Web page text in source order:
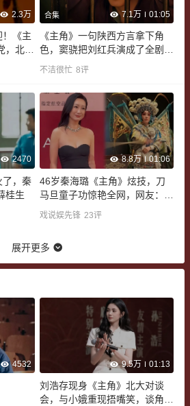
2.3万
！《主
北电
合集 7.1万 01:05
《主角》一句陕西方言拿下角
色，窦骁把刘红兵演成了全剧最
讨喜的纨绔
不洁很忙 8评
2470
了，秦
桂生
8.8万 01:06
46岁秦海璐《主角》炫技，刀
马旦童子功惊艳全网，网友：这
才是真大女主
戏说娱先锋 23评
展开更多
4532 9.5万 01:13
刘浩存现身《主角》北大对谈
会，与小娥重现捂嘴笑，谈角色